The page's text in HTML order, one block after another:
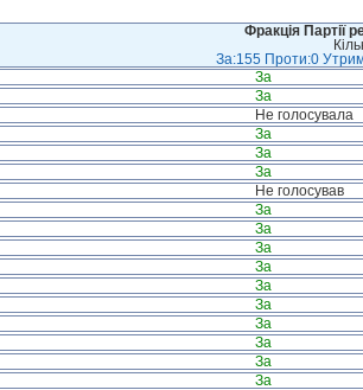
Фракція Партії
За:155 Проти:0
За
За
Не голосувала
За
За
За
Не голосував
За
За
За
За
За
За
За
За
За
За